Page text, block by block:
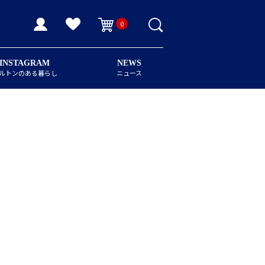
0
INSTAGRAM
トンのある暮らし
NEWS
ニュース